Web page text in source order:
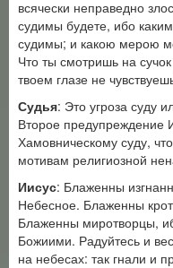
всячески неправедно
судимы будете, ибо
судимы; и какою мерою
Что ты смотришь на
твоем глазе не
Судья: Это угроза суду
Второе предупреждение
Хамовническому суду,
мотивам религиозной
Иисус: Блаженны
Небесное. Блаженны
Блаженны миротворцы,
Божиими. Радуйтесь и
на небесах: так гнали и